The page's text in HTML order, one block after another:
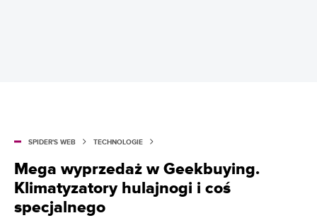
SPIDER'S WEB TECHNOLOGIE
Mega wyprzedaż w Geekbuying.
Klimatyzatory hulajnogi i coś
specjalnego